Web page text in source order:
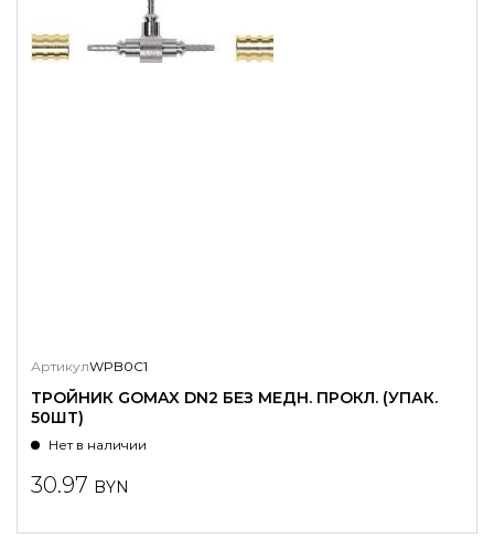
АртикулWPB0C1
ТРОЙНИК GOMAX DN2 БЕЗ МЕДН. ПРОКЛ. (УПАК.
50ШТ)
Нет в наличии
30.97 BYN